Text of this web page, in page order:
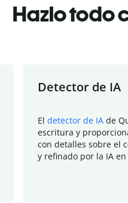
Hazlo todo
Detector de IA
El detector de IA de
escritura y
con detalles sobre el
y refinado por la IA